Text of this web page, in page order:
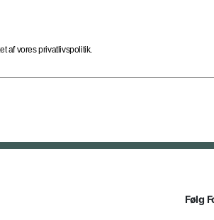
af vores privatlivspolitik.
Følg